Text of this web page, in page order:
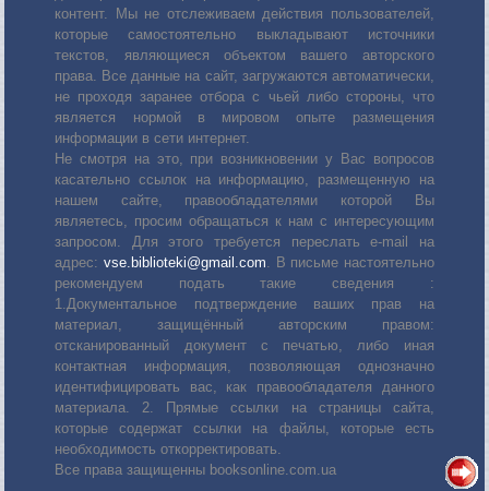
контент. Мы не отслеживаем действия пользователей,
которые самостоятельно выкладывают источники
текстов, являющиеся объектом вашего авторского
права. Все данные на сайт, загружаются автоматически,
не проходя заранее отбора с чьей либо стороны, что
является нормой в мировом опыте размещения
информации в сети интернет.
Не смотря на это, при возникновении у Вас вопросов
касательно ссылок на информацию, размещенную на
нашем сайте, правообладателями которой Вы
являетесь, просим обращаться к нам с интересующим
запросом. Для этого требуется переслать е-mail на
адрес: vse.biblioteki@gmail.com . В письме настоятельно
рекомендуем подать такие сведения :
1.Документальное подтверждение ваших прав на
материал, защищённый авторским правом:
отсканированный документ с печатью, либо иная
контактная информация, позволяющая однозначно
идентифицировать вас, как правообладателя данного
материала. 2. Прямые ссылки на страницы сайта,
которые содержат ссылки на файлы, которые есть
необходимость откорректировать.
Все права защищенны booksonline.com.ua